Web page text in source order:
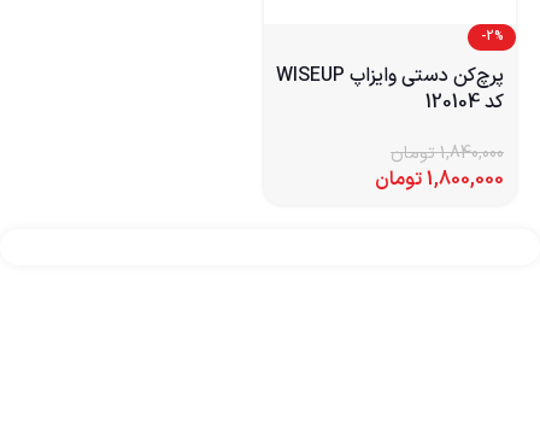
-2%
پرچ‌کن دستی وایزاپ WISEUP
کد 120104
1,840,000تومان
1,800,000تومان